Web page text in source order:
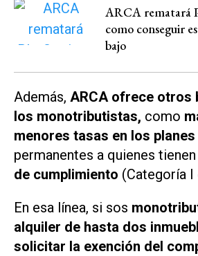
ARCA rematará
como conseguir
bajo
Además, ARCA ofrece otros
los monotributistas, como
menores tasas en los
permanentes a quienes tienen
de cumplimiento (Categoría I
En esa línea, si sos
alquiler de hasta dos
solicitar la exención del